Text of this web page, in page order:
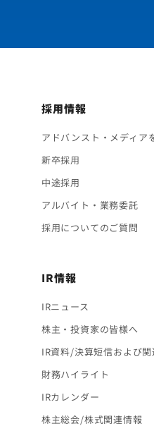
採用情報
アドバンスト・メディア
新卒採用
中途採用
アルバイト・業務委託
採用についてのご質問
IR情報
IRニュース
株主・投資家の皆様へ
IR資料/決算短信および
財務ハイライト
IRカレンダー
株主総会/株式関連情報